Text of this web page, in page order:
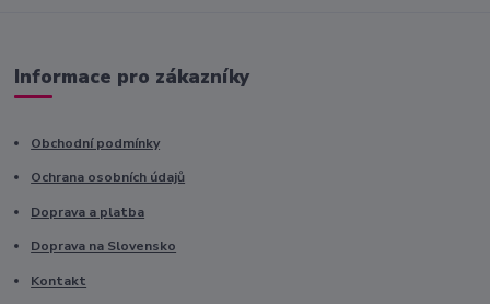
Informace pro zákazníky
Obchodní podmínky
Ochrana osobních údajů
Doprava a platba
Doprava na Slovensko
Kontakt